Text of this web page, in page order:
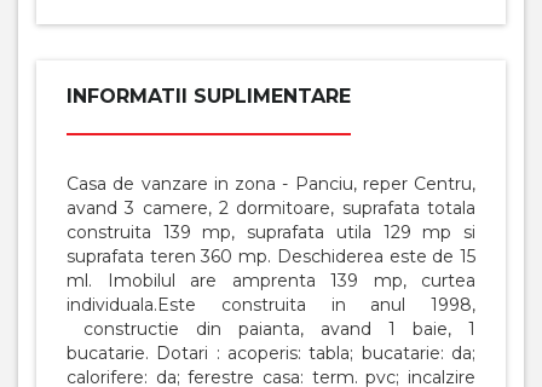
INFORMATII SUPLIMENTARE
Casa de vanzare in zona - Panciu, reper Centru,
avand 3 camere, 2 dormitoare, suprafata totala
construita 139 mp, suprafata utila 129 mp si
suprafata teren 360 mp. Deschiderea este de 15
ml. Imobilul are amprenta 139 mp, curtea
individuala.Este construita in anul 1998,
constructie din paianta, avand 1 baie, 1
bucatarie. Dotari : acoperis: tabla; bucatarie: da;
calorifere: da; ferestre casa: term. pvc; incalzire